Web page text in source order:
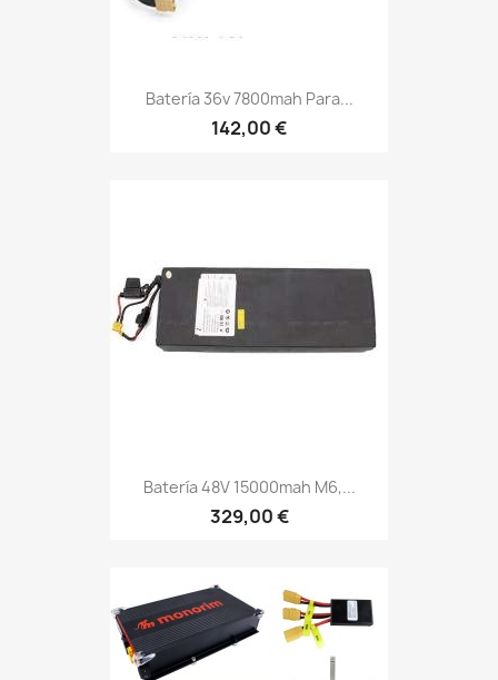
Batería 36v 7800mah Para...
142,00 €
Batería 48V 15000mah M6,...
329,00 €